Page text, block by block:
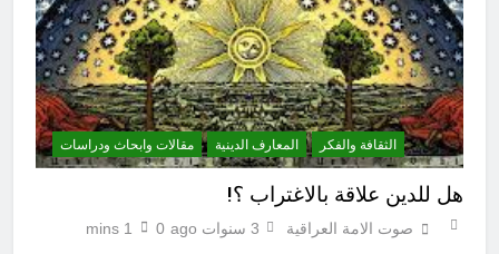
الثقافة والفكر المعارف الدينية مقالات وابحاث ودراسات
هل للدين علاقة بالاغتراب ؟!
صوت الامة العراقية 3 سنوات ago 0
1 mins